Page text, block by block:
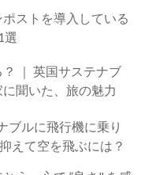
ストを導入している
選
ブ
聞いた、旅の魅力
ブルに飛行機に乗り
えて空を飛ぶには？